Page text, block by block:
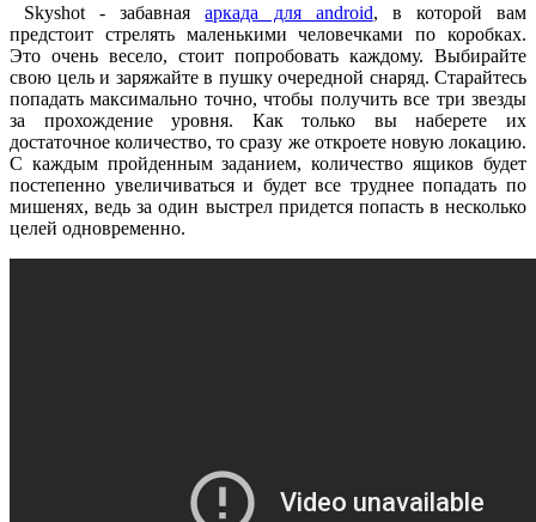
Skyshot - забавнаяаркада для android, в которой вам
предстоит стрелять маленькими человечками по коробках.
Это очень весело, стоит попробовать каждому. Выбирайте
свою цель и заряжайте в пушку очередной снаряд. Старайтесь
попадать максимально точно, чтобы получить все три звезды
за прохождение уровня. Как только вы наберете их
достаточное количество, то сразу же откроете новую локацию.
С каждым пройденным заданием, количество ящиков будет
постепенно увеличиваться и будет все труднее попадать по
мишенях, ведь за один выстрел придется попасть в несколько
целей одновременно.